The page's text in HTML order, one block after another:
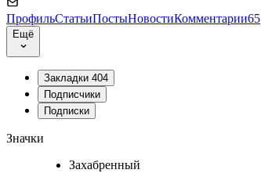
ПрофильСтатьиПостыНовостиКомментарии65
Ещё
Закладки 404
Подписчики
Подписки
Значки
Захабренный